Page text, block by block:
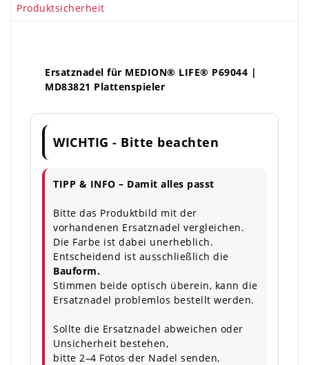
Produktsicherheit
Ersatznadel für MEDION® LIFE® P69044 |
MD83821 Plattenspieler
WICHTIG - Bitte beachten
TIPP & INFO – Damit alles passt
Bitte das Produktbild mit der
vorhandenen Ersatznadel vergleichen.
Die Farbe ist dabei unerheblich.
Entscheidend ist ausschließlich die
Bauform.
Stimmen beide optisch überein, kann die
Ersatznadel problemlos bestellt werden.
Sollte die Ersatznadel abweichen oder
Unsicherheit bestehen,
bitte 2–4 Fotos der Nadel senden,